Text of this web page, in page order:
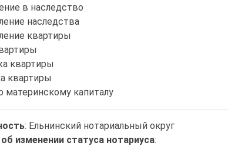
в наследство
наследства
квартиры
квартиры
квартиры
материнскому капиталу
: Ельнинский нотариальный округ
изменении статуса нотариуса: